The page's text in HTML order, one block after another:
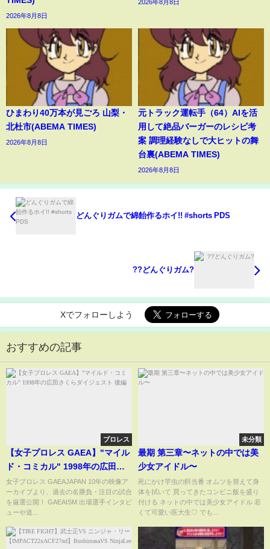
2026年8月8日
2026年8月8日
ひまわり40万本が見ごろ 山梨・
北杜市(ABEMA TIMES)
2026年8月8日
元トラック運転手（64）AIを活
用して絶品バーガーのレシピ考
案 調理経験なしで大ヒットの舞
台裏(ABEMA TIMES)
2026年8月8日
どんぐりガムで綿飴作るホイ!! #shorts PDS
??どんぐりガム?
Xでフォローしよう
おすすめの記事
プロレス
【女子プロレス GAEA】"マイル
ド・コミカル" 1998年の広田さ
くらダイジェスト 後編
女子プロレス GAEAJAPAN 10年の映像ア
ーカイブより、過去の名勝負・注目の試合
を厳選公開！ GAEAISM 出場選手インタビ
ューや道...
未分類
最期 第三章〜ネットの中では美
少女アイドル〜
死にかけ芋虫の餌当番 オムツを替えて身
体を拭いて 買ってきたコンビニ飯を盛り
付ける ネットの中では美少女アイドル 若
くて可愛い医大生♡ でも...